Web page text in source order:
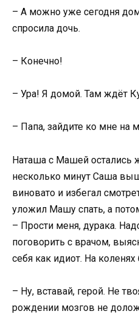
– А можно уже сегодня
спросила дочь.
– Конечно!
– Ура! Я домой. Там ждёт
– Папа, зайдите ко мне на
Наташа с Машей остались
несколько минут Саша
виновато и избегал
уложил Машу спать, а
– Прости меня, дурака.
поговорить с врачом,
себя как идиот. На
– Ну, вставай, герой. Не
рождении мозгов не